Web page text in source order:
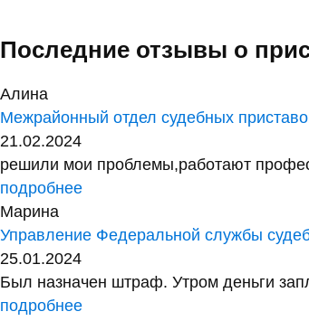
Последние отзывы о
Алина
Межрайонный отдел судебных
21.02.2024
решили мои проблемы,работают
подробнее
Марина
Управление Федеральной службы
25.01.2024
Был назначен штраф. Утром деньги
подробнее